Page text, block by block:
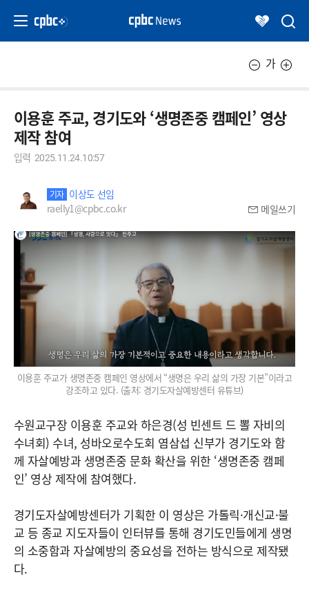
가
이용훈 주교, 경기도와 ‘생명존중 캠페인’ 영상
제작 참여
입력 2025.11.24.10:57
기자 이상도 선임
raelly1@cpbc.co.kr
메일쓰기
이용훈 주교가 생명존중 캠페인 영상에서 “생명은 우리 삶의 가장 기본”이라고
강조하고 있다. (출처: 경기도자살예방센터 유튜브)
수원교구장 이용훈 주교와 하은경(성 빈센트 드 뽈 자비의
수녀회) 수녀, 성바오로수도회 염삼섭 신부가 경기도와 함
께 자살예방과 생명존중 문화 확산을 위한 ‘생명존중 캠페
인’ 영상 제작에 참여했다.
경기도자살예방센터가 기획한 이 영상은 가톨릭·개신교·불
교 등 종교 지도자들이 인터뷰를 통해 경기도민들에게 생명
의 소중함과 자살예방의 중요성을 전하는 방식으로 제작됐
다.